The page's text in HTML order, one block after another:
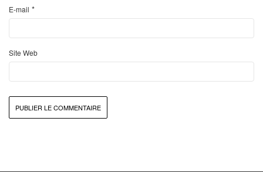
E-mail *
Site Web